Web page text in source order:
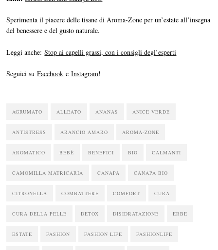
Sperimenta il piacere delle tisane di Aroma-Zone per un’estate all’insegna
del benessere e del gusto naturale.
Leggi anche:Stop ai capelli grassi, con i consigli degl’esperti
Seguici suFacebook eInstagram!
AGRUMATO ALLEATO ANANAS ANICE VERDE
ANTISTRESS ARANCIO AMARO AROMA-ZONE
AROMATICO BEBÈ BENEFICI BIO CALMANTI
CAMOMILLA MATRICARIA CANAPA CANAPA BIO
CITRONELLA COMBATTERE COMFORT CURA
CURA DELLA PELLE DETOX DISIDRATAZIONE ERBE
ESTATE FASHION FASHION LIFE FASHIONLIFE